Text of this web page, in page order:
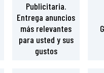
Publicitaria.
Entrega anuncios
más relevantes
para usted y sus
gustos